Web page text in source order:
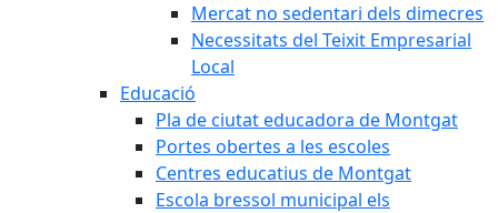
Mercat no sedentari dels dimecres
Necessitats del Teixit Empresarial
Local
Educació
Pla de ciutat educadora de Montgat
Portes obertes a les escoles
Centres educatius de Montgat
Escola bressol municipal els